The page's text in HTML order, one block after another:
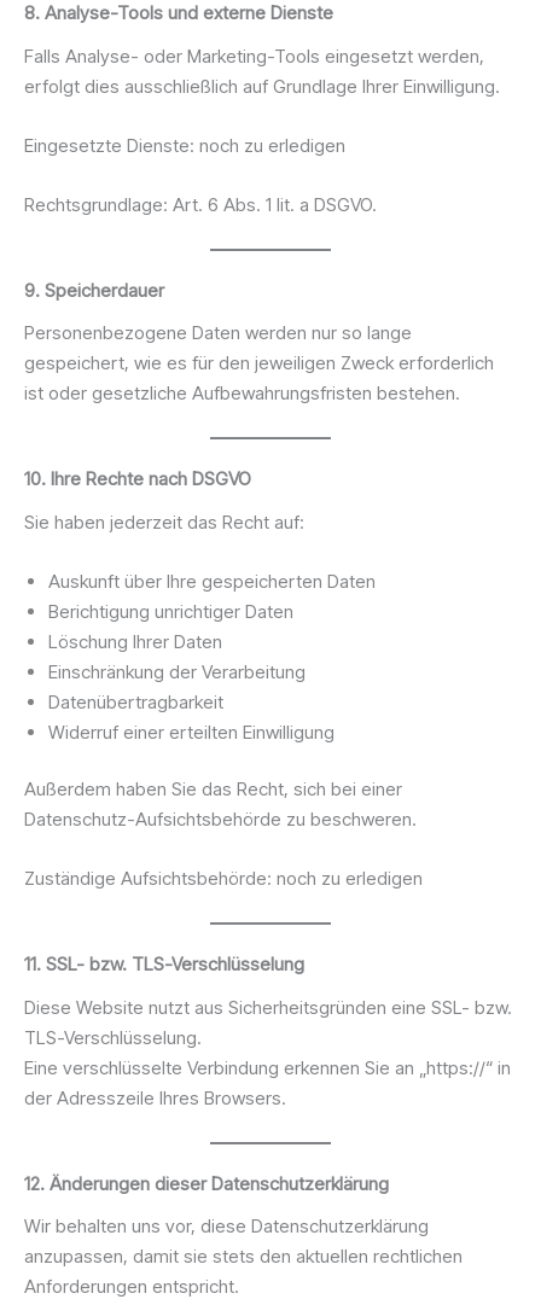
8. Analyse-Tools und externe Dienste
Falls Analyse- oder Marketing-Tools eingesetzt werden,
erfolgt dies ausschließlich auf Grundlage Ihrer Einwilligung.
Eingesetzte Dienste: noch zu erledigen
Rechtsgrundlage: Art. 6 Abs. 1 lit. a DSGVO.
9. Speicherdauer
Personenbezogene Daten werden nur so lange
gespeichert, wie es für den jeweiligen Zweck erforderlich
ist oder gesetzliche Aufbewahrungsfristen bestehen.
10. Ihre Rechte nach DSGVO
Sie haben jederzeit das Recht auf:
Auskunft über Ihre gespeicherten Daten
Berichtigung unrichtiger Daten
Löschung Ihrer Daten
Einschränkung der Verarbeitung
Datenübertragbarkeit
Widerruf einer erteilten Einwilligung
Außerdem haben Sie das Recht, sich bei einer
Datenschutz-Aufsichtsbehörde zu beschweren.
Zuständige Aufsichtsbehörde: noch zu erledigen
11. SSL- bzw. TLS-Verschlüsselung
Diese Website nutzt aus Sicherheitsgründen eine SSL- bzw.
TLS-Verschlüsselung.
Eine verschlüsselte Verbindung erkennen Sie an „https://“ in
der Adresszeile Ihres Browsers.
12. Änderungen dieser Datenschutzerklärung
Wir behalten uns vor, diese Datenschutzerklärung
anzupassen, damit sie stets den aktuellen rechtlichen
Anforderungen entspricht.